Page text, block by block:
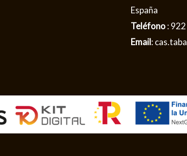
España
Teléfono:
Email: